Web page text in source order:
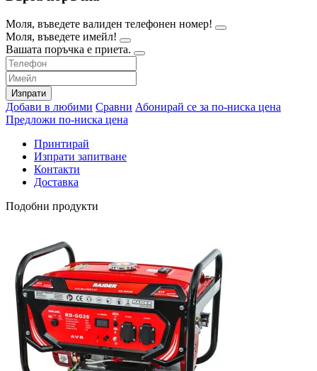
Моля, въведете валиден телефонен номер!
Моля, въведете имейл!
Вашата поръчка е приета.
Изпрати
Добави в любими Сравни Абонирай се за по-ниска цена
Предложи по-ниска цена
Принтирай
Изпрати запитване
Контакти
Доставка
Подобни продукти